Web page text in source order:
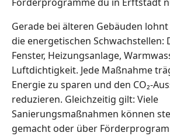
Gerade bei älteren Gebäuden
die energetischen Schwachstellen:
Fenster, Heizungsanlage,
Luftdichtigkeit. Jede Maßnahme
Energie zu sparen und den CO₂-
reduzieren. Gleichzeitig gilt: Viele
Sanierungsmaßnahmen können
gemacht oder über